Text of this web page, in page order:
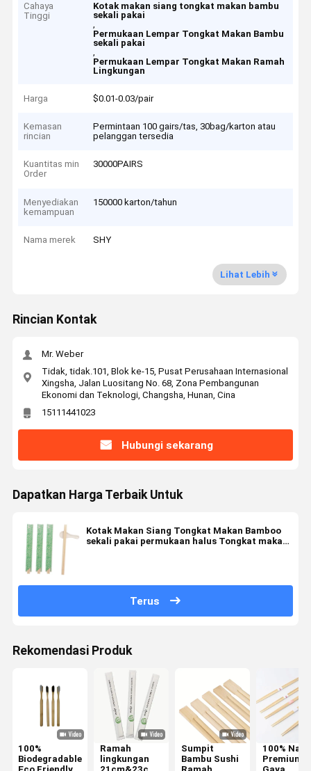
Cahaya
Tinggi
Kotak makan siang tongkat makan bambu
sekali pakai
,
Permukaan Lempar Tongkat Makan Bambu
sekali pakai
,
Permukaan Lempar Tongkat Makan Ramah
Lingkungan
Harga $0.01-0.03/pair
Kemasan
rincian
Permintaan 100 gairs/tas, 30bag/karton atau
pelanggan tersedia
Kuantitas min
Order
30000PAIRS
Menyediakan
kemampuan
150000 karton/tahun
Nama merek SHY
Lihat Lebih
Rincian Kontak
Mr. Weber
Tidak, tidak.101, Blok ke-15, Pusat Perusahaan Internasional
Xingsha, Jalan Luositang No. 68, Zona Pembangunan
Ekonomi dan Teknologi, Changsha, Hunan, Cina
15111441023
Hubungi sekarang
Dapatkan Harga Terbaik Untuk
Kotak Makan Siang Tongkat Makan Bamboo
sekali pakai permukaan halus Tongkat makan
Terus
Rekomendasi Produk
100%
Biodegradable
Ramah
lingkungan
Sumpit
Bambu Sushi
100%
Premium